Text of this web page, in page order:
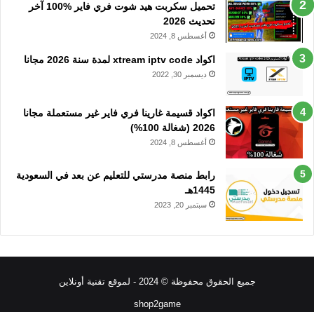
تحميل سكربت هيد شوت فري فاير %100 آخر
تحديث 2026
أغسطس 8, 2024
اكواد xtream iptv code لمدة سنة 2026 مجانا
ديسمبر 30, 2022
اكواد قسيمة غارينا فري فاير غير مستعملة مجانا
2026 (شغالة 100%)
أغسطس 8, 2024
رابط منصة مدرستي للتعليم عن بعد في السعودية
1445هـ
سبتمبر 20, 2023
جميع الحقوق محفوظة © 2024 - لموقع تقنية أونلاين
shop2game